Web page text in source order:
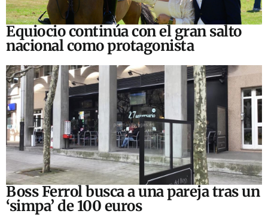
Equiocio continúa con el gran salto
nacional como protagonista
Boss Ferrol busca a una pareja tras un
‘simpa’ de 100 euros